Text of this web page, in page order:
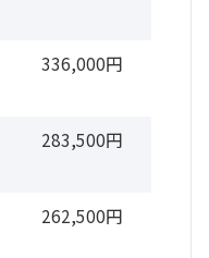
336,000円
283,500円
262,500円